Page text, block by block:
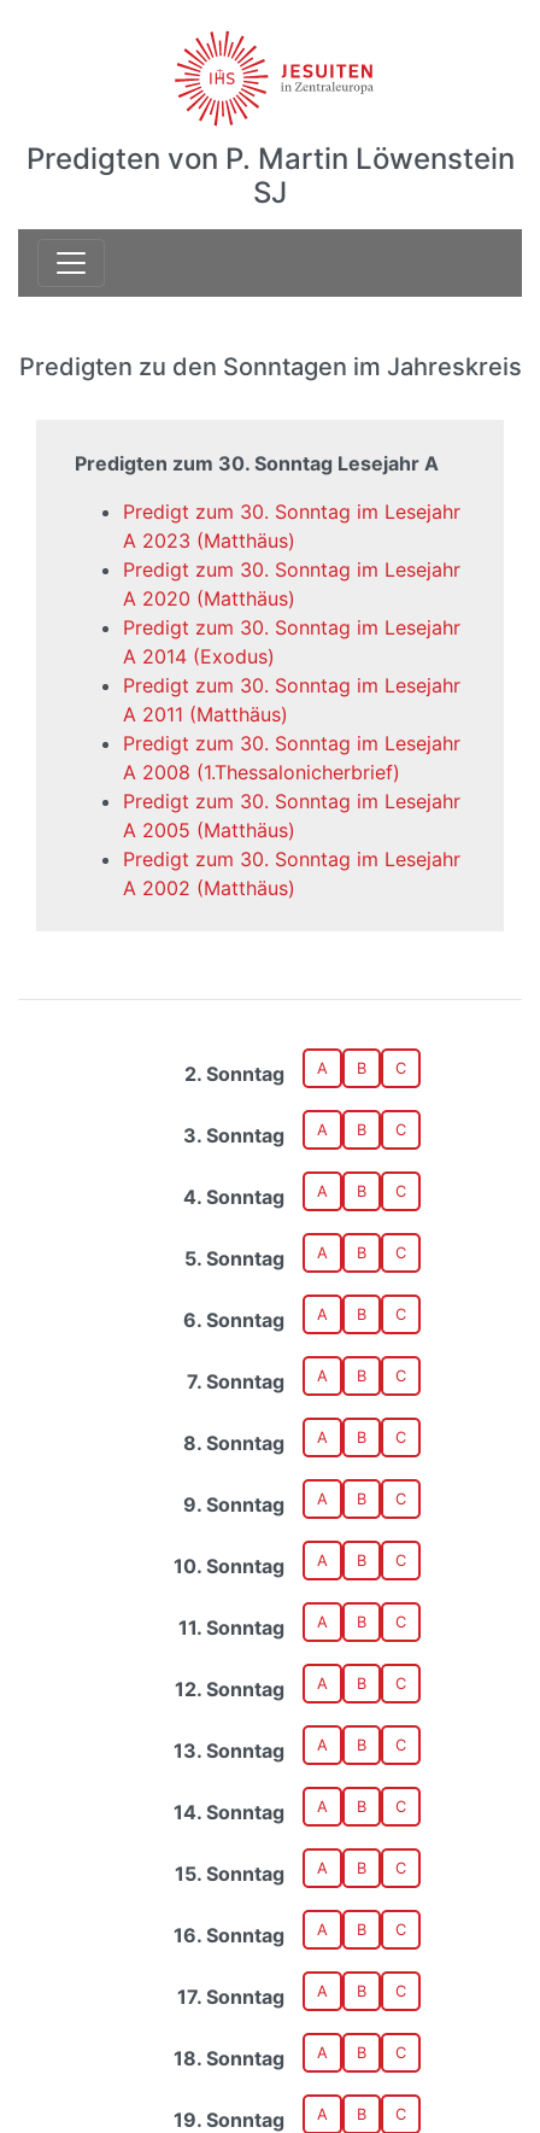
Predigten von P. Martin Löwenstein
SJ
Predigten zu den Sonntagen im Jahreskreis
Predigten zum 30. Sonntag Lesejahr A
Predigt zum 30. Sonntag im Lesejahr
A 2023 (Matthäus)
Predigt zum 30. Sonntag im Lesejahr
A 2020 (Matthäus)
Predigt zum 30. Sonntag im Lesejahr
A 2014 (Exodus)
Predigt zum 30. Sonntag im Lesejahr
A 2011 (Matthäus)
Predigt zum 30. Sonntag im Lesejahr
A 2008 (1.Thessalonicherbrief)
Predigt zum 30. Sonntag im Lesejahr
A 2005 (Matthäus)
Predigt zum 30. Sonntag im Lesejahr
A 2002 (Matthäus)
2. Sonntag A B C
3. Sonntag A B C
4. Sonntag A B C
5. Sonntag A B C
6. Sonntag A B C
7. Sonntag A B C
8. Sonntag A B C
9. Sonntag A B C
10. Sonntag A B C
11. Sonntag A B C
12. Sonntag A B C
13. Sonntag A B C
14. Sonntag A B C
15. Sonntag A B C
16. Sonntag A B C
17. Sonntag A B C
18. Sonntag A B C
19. Sonntag A B C